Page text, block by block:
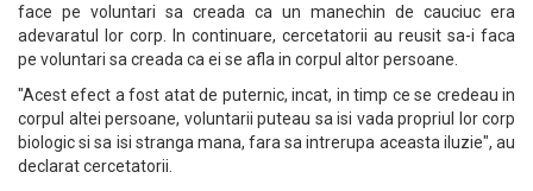
face pe voluntari sa creada ca un manechin de cauciuc era
adevaratul lor corp. In continuare, cercetatorii au reusit sa-i faca
pe voluntari sa creada ca ei se afla in corpul altor persoane.
"Acest efect a fost atat de puternic, incat, in timp ce se credeau in
corpul altei persoane, voluntarii puteau sa isi vada propriul lor corp
biologic si sa isi stranga mana, fara sa intrerupa aceasta iluzie", au
declarat cercetatorii.